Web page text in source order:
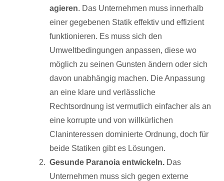
agieren. Das Unternehmen muss innerhalb
einer gegebenen Statik effektiv und effizient
funktionieren. Es muss sich den
Umweltbedingungen anpassen, diese wo
möglich zu seinen Gunsten ändern oder sich
davon unabhängig machen. Die Anpassung
an eine klare und verlässliche
Rechtsordnung ist vermutlich einfacher als an
eine korrupte und von willkürlichen
Claninteressen dominierte Ordnung, doch für
beide Statiken gibt es Lösungen.
Gesunde Paranoia entwickeln. Das
Unternehmen muss sich gegen externe